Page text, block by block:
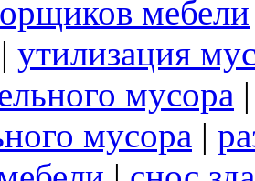
мебели
| утилизация
мусора
мусора |